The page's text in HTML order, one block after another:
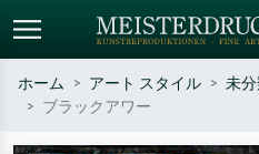
ホーム アート スタイル 未
ブラックアワー